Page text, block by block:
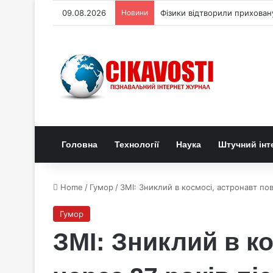
09.08.2026 Новини Фізики відтворили
Головна Технології Наука Штучний
Home / Гумор / ЗМІ: Зниклий в космосі, астронавт
Гумор
ЗМІ: Зниклий в